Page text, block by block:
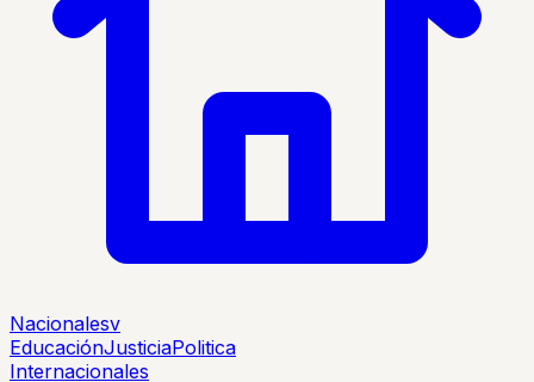
Nacionalesv
EducaciónJusticiaPolitica
Internacionales